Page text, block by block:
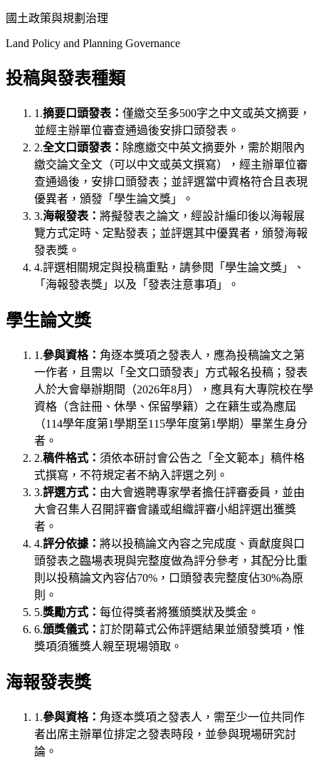
國土政策與規劃治理
Land Policy and Planning Governance
投稿與發表種類
1.摘要口頭發表： 僅繳交至多500字之中文或英文摘要，
並經主辦單位審查通過後安排口頭發表。
2.全文口頭發表： 除應繳交中英文摘要外，需於期限內
繳交論文全文（可以中文或英文撰寫），經主辦單位審
查通過後，安排口頭發表；並評選當中資格符合且表現
優異者，頒發「學生論文獎」。
3.海報發表： 將擬發表之論文，經設計編印後以海報展
覽方式定時、定點發表；並評選其中優異者，頒發海報
發表獎。
4.評選相關規定與投稿重點，請參閱「學生論文獎」、
「海報發表獎」以及「發表注意事項」。
學生論文獎
1.參與資格： 角逐本獎項之發表人，應為投稿論文之第
一作者，且需以「全文口頭發表」方式報名投稿；發表
人於大會舉辦期間（2026年8月），應具有大專院校在學
資格（含註冊、休學、保留學籍）之在籍生或為應屆
（114學年度第1學期至115學年度第1學期）畢業生身分
者。
2.稿件格式： 須依本研討會公告之「全文範本」稿件格
式撰寫，不符規定者不納入評選之列。
3.評選方式： 由大會遴聘專家學者擔任評審委員，並由
大會召集人召開評審會議或組織評審小組評選出獲獎
者。
4.評分依據： 將以投稿論文內容之完成度、貢獻度與口
頭發表之臨場表現與完整度做為評分參考，其配分比重
則以投稿論文內容佔70%，口頭發表完整度佔30%為原
則。
5.獎勵方式： 每位得獎者將獲頒獎狀及獎金。
6.頒獎儀式： 訂於閉幕式公佈評選結果並頒發獎項，惟
獎項須獲獎人親至現場領取。
海報發表獎
1.參與資格： 角逐本獎項之發表人，需至少一位共同作
者出席主辦單位排定之發表時段，並參與現場研究討
論。